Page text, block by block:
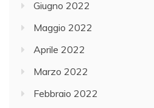
Giugno 2022
Maggio 2022
Aprile 2022
Marzo 2022
Febbraio 2022